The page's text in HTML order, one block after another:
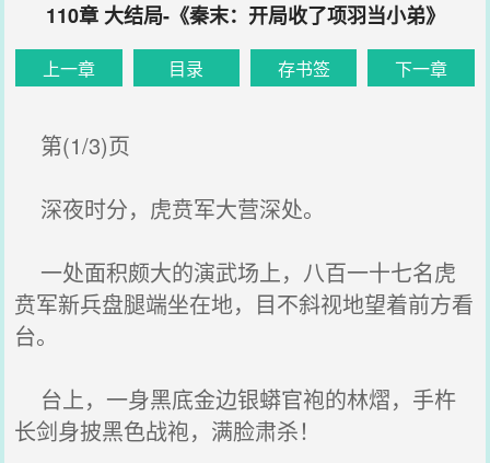
110章 大结局-《秦末：开局收了项羽当小弟》
上一章 目录 存书签 下一章
第(1/3)页
深夜时分，虎贲军大营深处。
一处面积颇大的演武场上，八百一十七名虎
贲军新兵盘腿端坐在地，目不斜视地望着前方看
台。
台上，一身黑底金边银蟒官袍的林熠，手杵
长剑身披黑色战袍，满脸肃杀！